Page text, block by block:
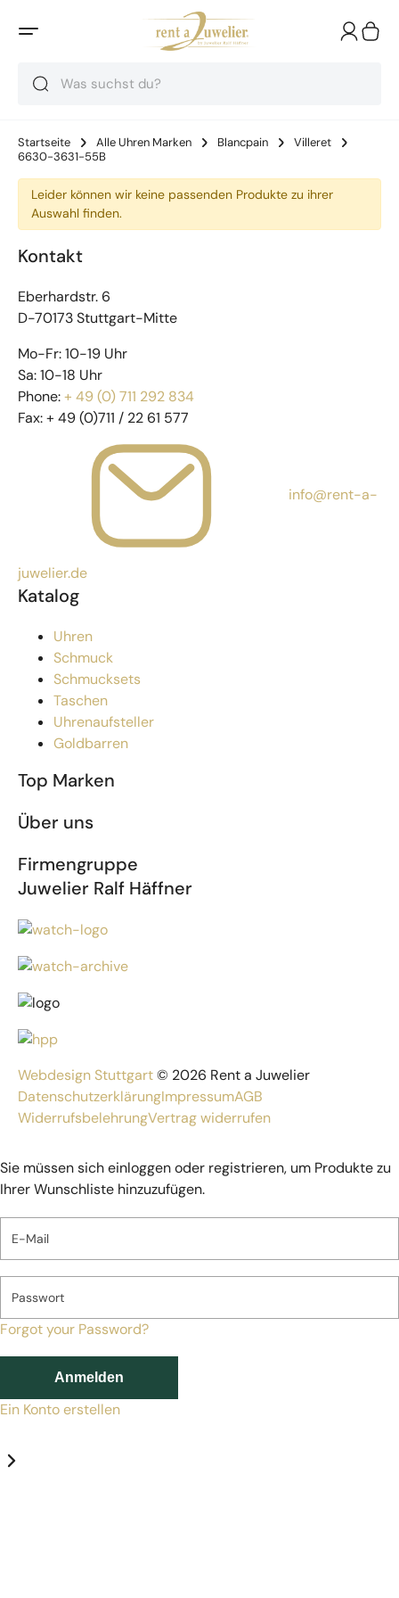
Suche
Startseite Alle Uhren Marken Blancpain
Villeret
6630-3631-55B
Leider können wir keine passenden Produkte zu ihrer
Auswahl finden.
Kontakt
Eberhardstr. 6
D-70173 Stuttgart-Mitte
Mo-Fr: 10-19 Uhr
Sa: 10-18 Uhr
Phone:+ 49 (0) 711 292 834
Fax:+ 49 (0)711 / 22 61 577
info@rent-a-
juwelier.de
Katalog
Uhren
Schmuck
Schmucksets
Taschen
Uhrenaufsteller
Goldbarren
Top Marken
Über uns
Firmengruppe
Juwelier Ralf Häffner
Webdesign Stuttgart© 2026 Rent a Juwelier
DatenschutzerklärungImpressumAGB
WiderrufsbelehrungVertrag widerrufen
Sie müssen sich einloggen oder registrieren, um Produkte zu
Ihrer Wunschliste hinzuzufügen.
E-Mail
Passwort
Forgot your Password?
Anmelden
Ein Konto erstellen